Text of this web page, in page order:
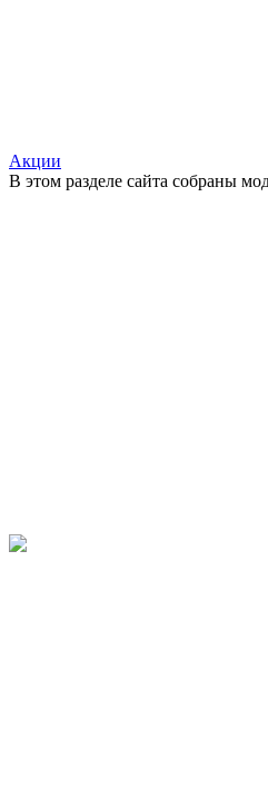
Акции
В этом разделе сайта собраны